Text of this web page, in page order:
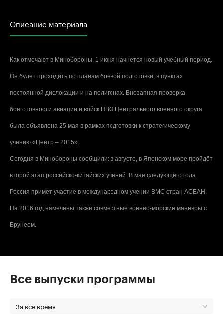
Описание материала
Как отмечают в Минобороны, 1 июня начнется новый учебный период.
Он будет проходить по планам боевой подготовки, в пунктах
постоянной дислокации и на полигонах. Внезапная проверка
боеготовности авиации и войск ПВО Центрального военного округа
была объявлена 25 мая в рамках подготовки к стратегическому
учению «Центр – 2015».
Сегодня в Минобороны сообщили: в августе, в Японском море пройдёт
второй этап российско-китайских учений. В мае следующего года
Россия примет участие в международном учении ВМС стран АСЕАН.
На 2016 год намечены также совместные военно-морские манёвры с
Брунеем.
Все выпуски программы
За все время